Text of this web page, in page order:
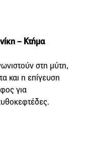
– Κτήμα
στη μύτη,
και η επίγευση
για